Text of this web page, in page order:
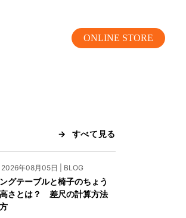
ONLINE STORE
よくあるご質問
すべて見る
2026年08月05日 | BLOG
グテーブルと椅子のちょう
さとは？ 差尺の計算方法